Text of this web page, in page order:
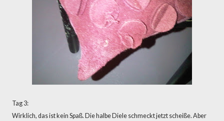
Tag 3:
Wirklich, das ist kein Spaß. Die halbe Diele schmeckt jetzt scheiße. Aber